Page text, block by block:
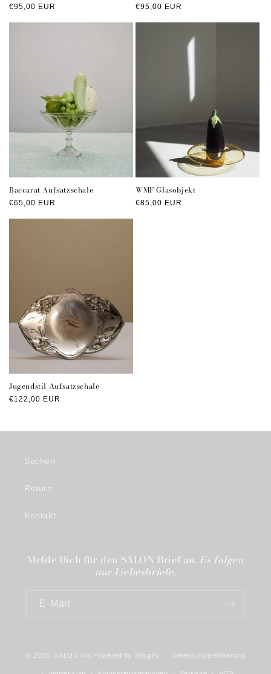
Normaler
€95,00 EUR
Normaler
€95,00 EUR
Baccarat Aufsatzschale
Normaler
€65,00 EUR
WMF Glasobjekt
Normaler
€85,00 EUR
Jugendstil Aufsatzschale
Normaler
€122,00 EUR
Suchen
Return
Kontakt
Melde Dich für den SALON Brief an. Es folgen
nur Liebesbriefe.
E-Mail
© 2026, SALON c/o Powered by Shopify Datenschutzerklärung